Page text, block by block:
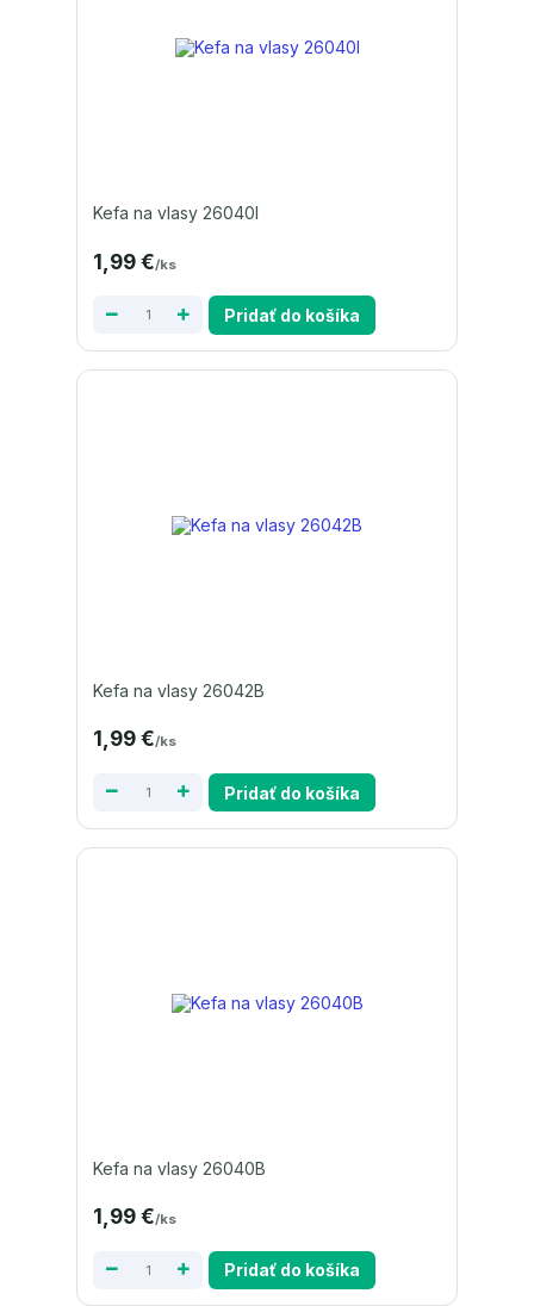
Kefa na vlasy 26040I
1,99 €/ks
Pridať do košíka
Kefa na vlasy 26042B
1,99 €/ks
Pridať do košíka
Kefa na vlasy 26040B
1,99 €/ks
Pridať do košíka